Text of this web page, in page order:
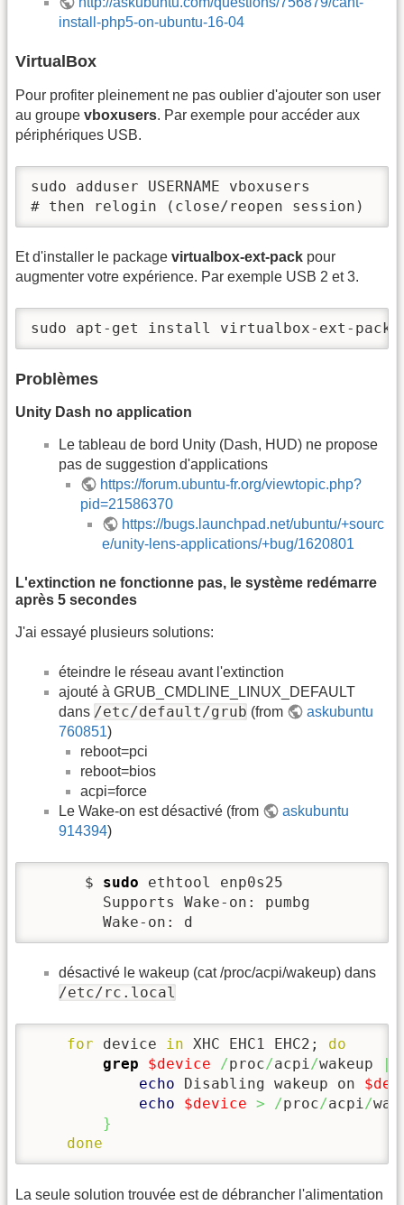
install-php5-on-ubuntu-16-04
VirtualBox
Pour profiter pleinement ne pas oublier d'ajouter son user
au groupe vboxusers. Par exemple pour accéder aux
périphériques USB.
sudo adduser USERNAME vboxusers
# then relogin (close/reopen session)
Et d'installer le package virtualbox-ext-pack pour
augmenter votre expérience. Par exemple USB 2 et 3.
sudo apt-get install virtualbox-ext-pack
Problèmes
Unity Dash no application
Le tableau de bord Unity (Dash, HUD) ne propose
pas de suggestion d'applications
https://forum.ubuntu-fr.org/viewtopic.php?
pid=21586370
https://bugs.launchpad.net/ubuntu/+sourc
e/unity-lens-applications/+bug/1620801
L'extinction ne fonctionne pas, le système redémarre
après 5 secondes
J'ai essayé plusieurs solutions:
éteindre le réseau avant l'extinction
ajouté à GRUB_CMDLINE_LINUX_DEFAULT
dans /etc/default/grub (from
askubuntu
760851)
reboot=pci
reboot=bios
acpi=force
Le Wake-on est désactivé (from
askubuntu
914394)
      $
sudo ethtool enp0s25
        Supports Wake-on: pumbg
        Wake-on: d
désactivé le wakeup (cat /proc/acpi/wakeup) dans
/etc/rc.local
for device in XHC EHC1 EHC2; do
grep
$device /proc/acpi/wakeup |
echo Disabling wakeup on
echo
$device > /proc/acpi/
}
done
La seule solution trouvée est de débrancher l'alimentation